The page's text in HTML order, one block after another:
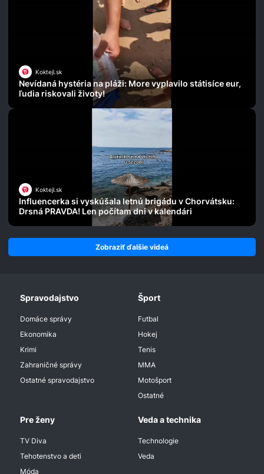
Koktejl.sk
Nevídaná hystéria na pláži: More vyplavilo státisíce eur,
ľudia riskovali životy!
Koktejl.sk
Influencerka si vyskúšala letnú brigádu v Chorvátsku:
Drsná PRAVDA! Len počítam dni v kalendári
Zobraziť ďalšie videá
Spravodajstvo
Domáce správy
Ekonomika
Krimi
Zahraničné správy
Ostatné spravodajstvo
Šport
Futbal
Hokej
Tenis
MMA
Motošport
Ostatné
Pre ženy
TV Diva
Tehotenstvo a deti
Móda
Veda a technika
Technologie
Veda